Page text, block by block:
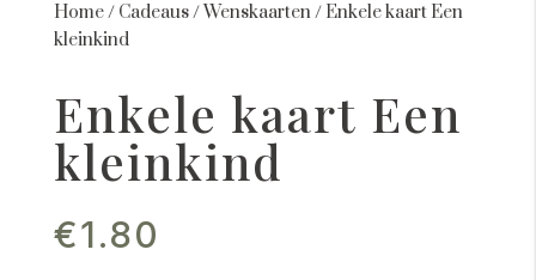
Home/ Cadeaus/ Wenskaarten/ Enkele kaart Een
kleinkind
Enkele kaart Een
kleinkind
€1.80